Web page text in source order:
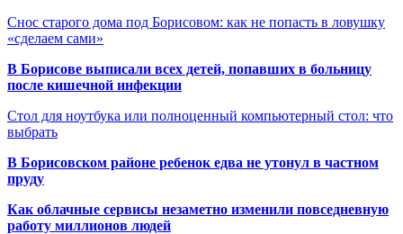
Снос старого дома под Борисовом: как не попасть в ловушку
«сделаем сами»
В Борисове выписали всех детей, попавших в больницу
после кишечной инфекции
Стол для ноутбука или полноценный компьютерный стол: что
выбрать
В Борисовском районе ребенок едва не утонул в частном
пруду
Как облачные сервисы незаметно изменили повседневную
работу миллионов людей